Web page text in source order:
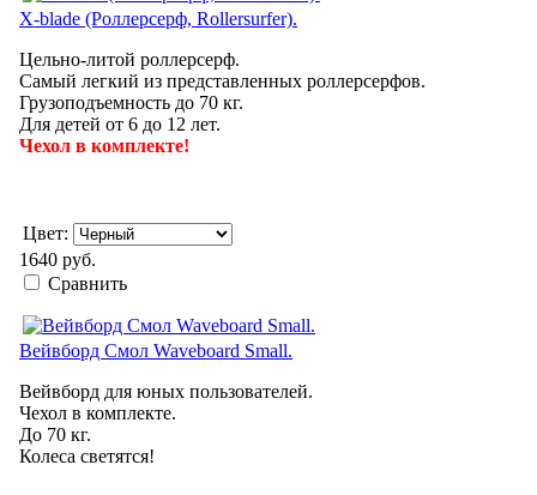
X-blade (Роллерсерф, Rollersurfer).
Цельно-литой роллерсерф.
Самый легкий из представленных роллерсерфов.
Грузоподъемность до 70 кг.
Для детей от 6 до 12 лет.
Чехол в комплекте!
Цвет:
1640 руб.
Сравнить
Вейвборд Смол Waveboard Small.
Вейвборд для юных пользователей.
Чехол в комплекте.
До 70 кг.
Колеса светятся!